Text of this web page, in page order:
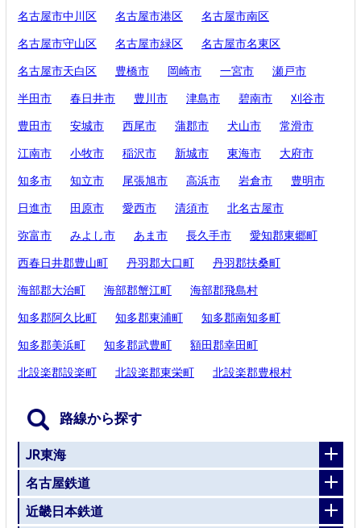
名古屋市中川区 名古屋市港区 名古屋市南区
名古屋市守山区 名古屋市緑区 名古屋市名東区
名古屋市天白区 豊橋市 岡崎市 一宮市 瀬戸市
半田市 春日井市 豊川市 津島市 碧南市 刈谷市
豊田市 安城市 西尾市 蒲郡市 犬山市 常滑市
江南市 小牧市 稲沢市 新城市 東海市 大府市
知多市 知立市 尾張旭市 高浜市 岩倉市 豊明市
日進市 田原市 愛西市 清須市 北名古屋市
弥富市 みよし市 あま市 長久手市 愛知郡東郷町
西春日井郡豊山町 丹羽郡大口町 丹羽郡扶桑町
海部郡大治町 海部郡蟹江町 海部郡飛島村
知多郡阿久比町 知多郡東浦町 知多郡南知多町
知多郡美浜町 知多郡武豊町 額田郡幸田町
北設楽郡設楽町 北設楽郡東栄町 北設楽郡豊根村
路線から探す
JR東海
名古屋鉄道
近畿日本鉄道